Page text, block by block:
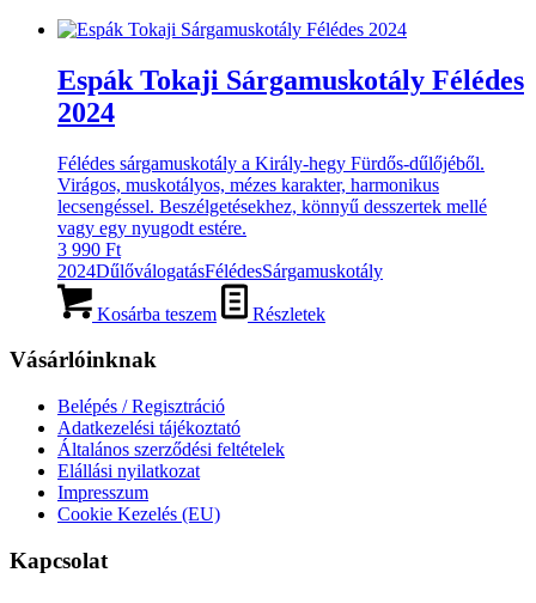
Espák Tokaji Sárgamuskotály Félédes
2024
Félédes sárgamuskotály a Király-hegy Fürdős-dűlőjéből.
Virágos, muskotályos, mézes karakter, harmonikus
lecsengéssel. Beszélgetésekhez, könnyű desszertek mellé
vagy egy nyugodt estére.
3 990 Ft
2024DűlőválogatásFélédesSárgamuskotály
Kosárba teszem Részletek
Vásárlóinknak
Belépés / Regisztráció
Adatkezelési tájékoztató
Általános szerződési feltételek
Elállási nyilatkozat
Impresszum
Cookie Kezelés (EU)
Kapcsolat